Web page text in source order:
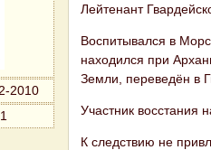
2010
Лейтенант
Воспитывался в
находился при
Земли, переведён в
Участник восстания
К следствию не